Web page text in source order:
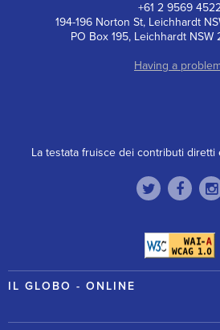
+61 2 9569
194-196 Norton St, Leichhardt
PO Box 195, Leichhardt
Having a
La testata fruisce dei contributi diretti
IL GLOBO - ONLINE